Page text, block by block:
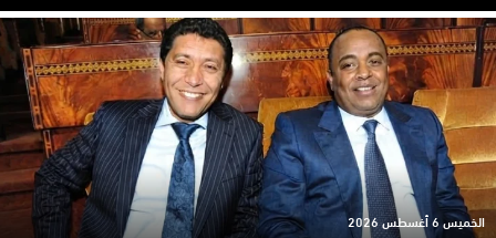
الخميس 6 أغسطس 2026